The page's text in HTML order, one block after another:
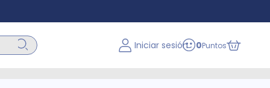
Iniciar sesión 0Puntos